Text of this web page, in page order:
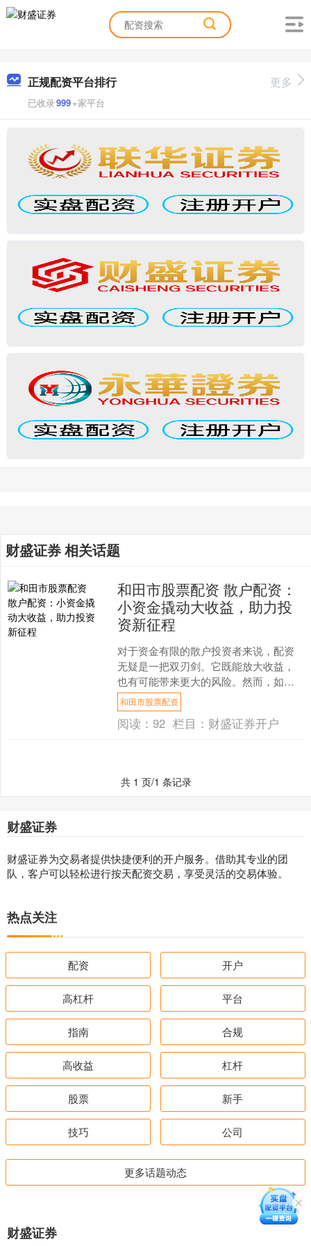
正规配资平台排行
已收录999+家平台
更多
财盛证券 相关话题
和田市股票配资 散户配资：
小资金撬动大收益，助力投
资新征程
对于资金有限的散户投资者来说，配资
无疑是一把双刃剑。它既能放大收益，
也有可能带来更大的风险。然而，如果
合理运用，配资可以成为散户投资新征
程上的有力助手。 此外，....
和田市股票配资
阅读：92 栏目： 财盛证券开户
共 1 页/1 条记录
财盛证券
财盛证券为交易者提供快捷便利的开户服务。借助其专业的团
队，客户可以轻松进行按天配资交易，享受灵活的交易体验。
热点关注
配资 开户
高杠杆 平台
指南 合规
高收益 杠杆
股票 新手
技巧 公司
更多话题动态
财盛证券